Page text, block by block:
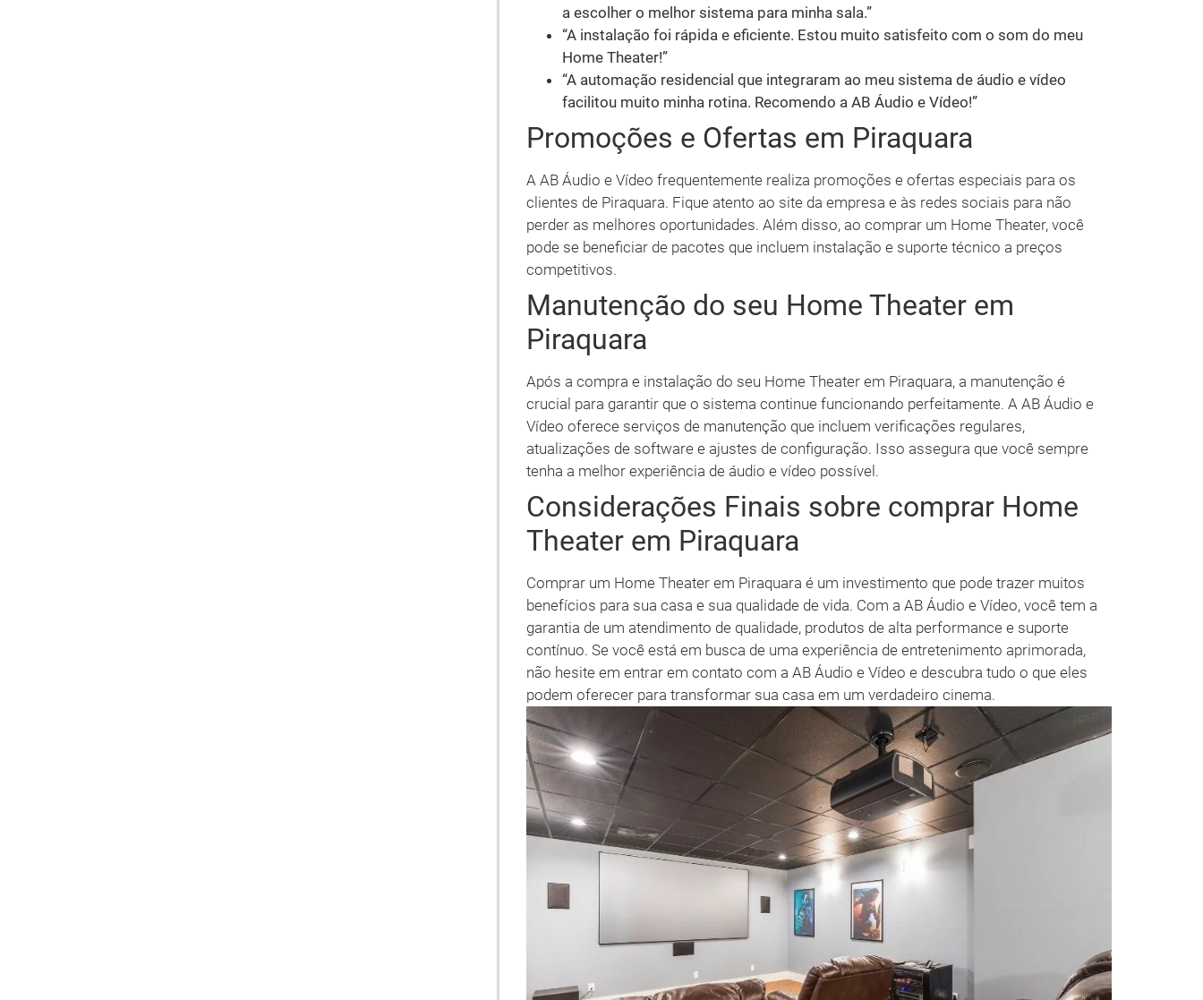
a escolher o melhor sistema para minha sala.”
“A instalação foi rápida e eficiente. Estou muito satisfeito com o som do meu
Home Theater!”
“A automação residencial que integraram ao meu sistema de áudio e vídeo
facilitou muito minha rotina. Recomendo a AB Áudio e Vídeo!”
Promoções e Ofertas em Piraquara
A AB Áudio e Vídeo frequentemente realiza promoções e ofertas especiais para os
clientes de Piraquara. Fique atento ao site da empresa e às redes sociais para não
perder as melhores oportunidades. Além disso, ao comprar um Home Theater, você
pode se beneficiar de pacotes que incluem instalação e suporte técnico a preços
competitivos.
Manutenção do seu Home Theater em
Piraquara
Após a compra e instalação do seu Home Theater em Piraquara, a manutenção é
crucial para garantir que o sistema continue funcionando perfeitamente. A AB Áudio e
Vídeo oferece serviços de manutenção que incluem verificações regulares,
atualizações de software e ajustes de configuração. Isso assegura que você sempre
tenha a melhor experiência de áudio e vídeo possível.
Considerações Finais sobre comprar Home
Theater em Piraquara
Comprar um Home Theater em Piraquara é um investimento que pode trazer muitos
benefícios para sua casa e sua qualidade de vida. Com a AB Áudio e Vídeo, você tem a
garantia de um atendimento de qualidade, produtos de alta performance e suporte
contínuo. Se você está em busca de uma experiência de entretenimento aprimorada,
não hesite em entrar em contato com a AB Áudio e Vídeo e descubra tudo o que eles
podem oferecer para transformar sua casa em um verdadeiro cinema.